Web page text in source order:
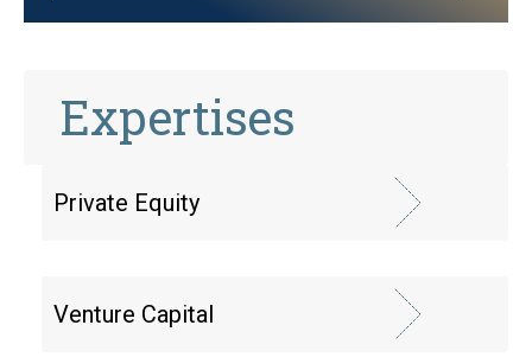
Expertises
Private Equity
Venture Capital